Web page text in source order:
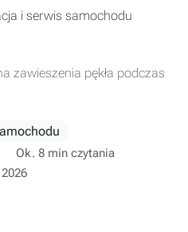
i serwis samochodu
zawieszenia pękła podczas
Ok. 8 min czytania